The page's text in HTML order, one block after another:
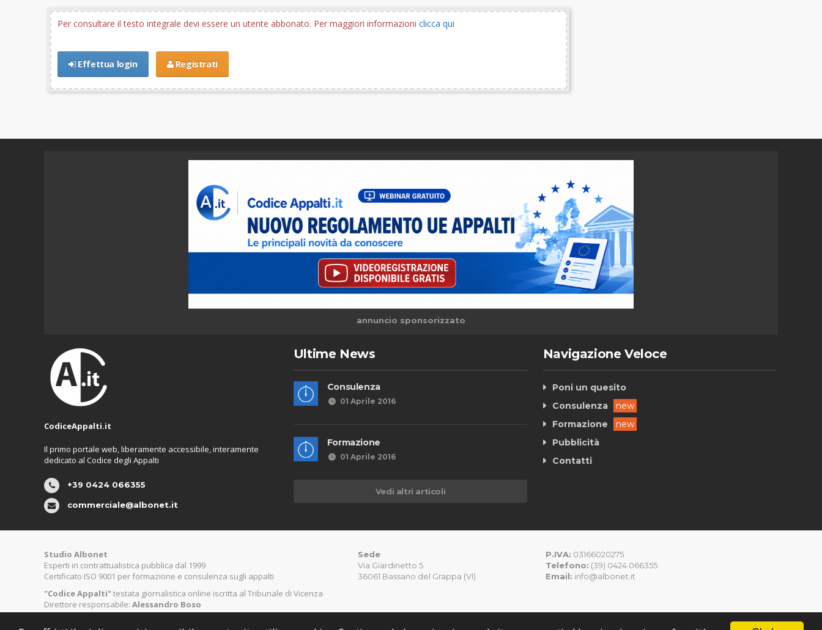
Per consultare il testo integrale devi essere un utente abbonato. Per maggiori informazioni clicca qui
Effettua login Registrati
annuncio sponsorizzato
CodiceAppalti.it
Il primo portale web, liberamente accessibile, interamente
dedicato al Codice degli Appalti
+39 0424 066355
commerciale@albonet.it
Ultime News
Consulenza
01 Aprile 2016
Formazione
01 Aprile 2016
Vedi altri articoli
Navigazione Veloce
Poni un quesito
Consulenza
new
Formazione
new
Pubblicità
Contatti
Studio Albonet
Esperti in contrattualistica pubblica dal 1999
Certificato ISO 9001 per formazione e consulenza sugli appalti
"Codice Appalti"testata giornalistica online iscritta al Tribunale di Vicenza
Direttore responsabile: Alessandro Boso
Sede
Via Giardinetto 5
36061 Bassano del Grappa (VI)
P.IVA: 03166020275
Telefono: (39) 0424 066355
Email: info@albonet.it